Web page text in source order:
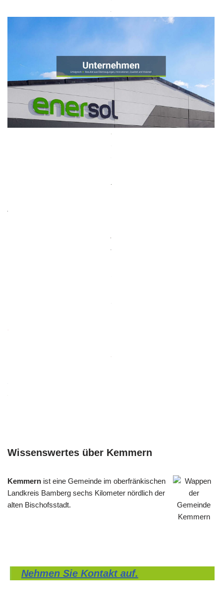
Wissenswertes über Kemmern
Kemmern ist eine Gemeinde im oberfränkischen
Landkreis Bamberg sechs Kilometer nördlich der
alten Bischofsstadt.
Nehmen Sie Kontakt auf.